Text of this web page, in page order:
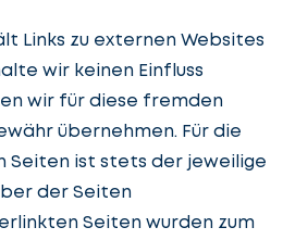
Links zu externen Websites
wir keinen Einfluss
wir für diese fremden
übernehmen. Für die
Seiten ist stets der jeweilige
der Seiten
Seiten wurden zum